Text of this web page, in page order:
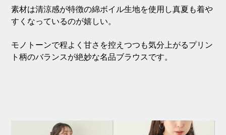
素材は清涼感が特徴の綿ボイル生地を使用し真夏も着や
すくなっているのが嬉しい。
モノトーンで程よく甘さを控えつつも気分上がるプリン
ト柄のバランスが絶妙な名品ブラウスです。